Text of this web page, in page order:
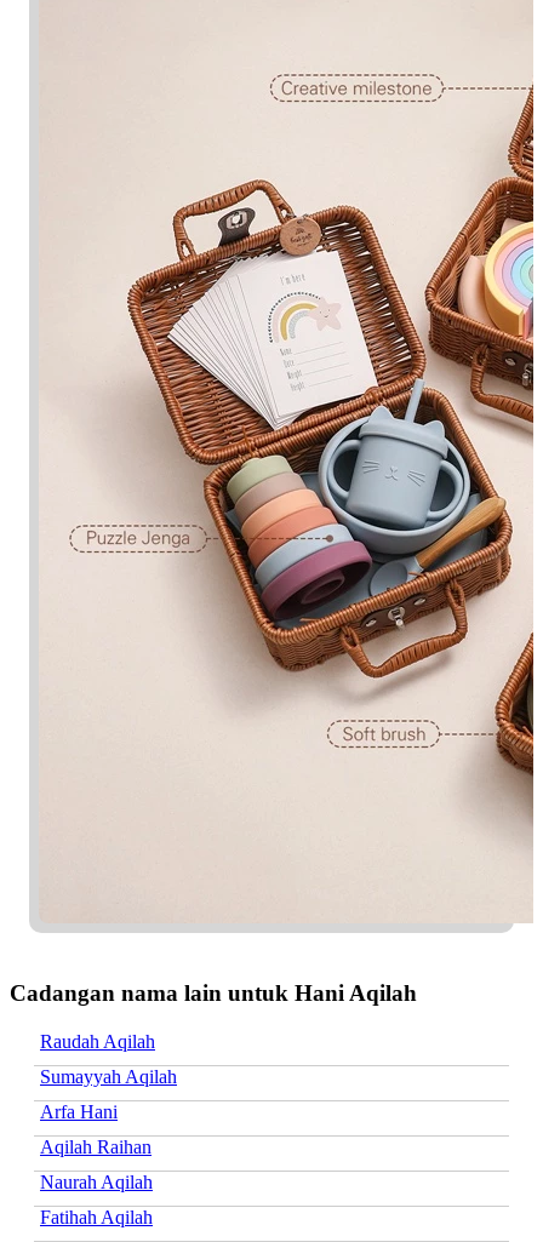
Cadangan nama lain untuk Hani Aqilah
Raudah Aqilah
Sumayyah Aqilah
Arfa Hani
Aqilah Raihan
Naurah Aqilah
Fatihah Aqilah